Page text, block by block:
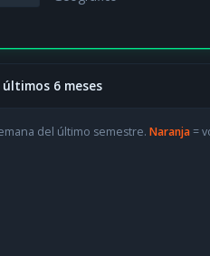
6 meses
del último semestre. Naranja=